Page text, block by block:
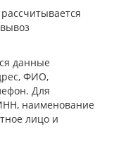
данные
ФИО,
Для
наименование
лицо и